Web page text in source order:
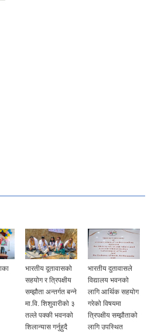
भारतीय दूतावासको
सहयोग र त्रिपक्षीय
सम्झौता अन्तर्गत बन्ने
मा.वि. शिशुवारीको ३
तल्ले पक्की भवनको
शिलान्यास गर्नुहुदै
भारतीय दुतावासले
विद्यालय भवनको
लागि आर्थिक सहयोग
गरेको विषयमा
त्रिपक्षीय सम्झौताको
लागि उपस्थित